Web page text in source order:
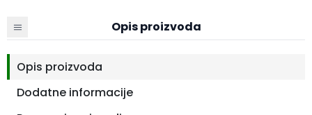
Opis proizvoda
Opis proizvoda
Dodatne informacije